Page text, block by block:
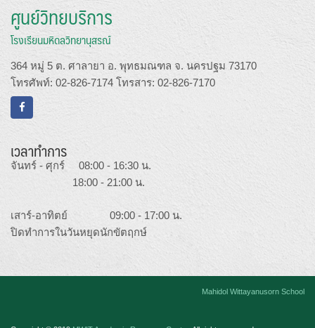
ศูนย์วิทยบริการ
โรงเรียนมหิดลวิทยานุสรณ์
364 หมู่ 5 ต. ศาลายา อ. พุทธมณฑล จ. นครปฐม 73170
โทรศัพท์: 02-826-7174 โทรสาร: 02-826-7170
เวลาทำการ
จันทร์ - ศุกร์ 08:00 - 16:30 น.
18:00 - 21:00 น.
เสาร์-อาทิตย์ 09:00 - 17:00 น.
ปิดทำการในวันหยุดนักขัตฤกษ์
Mahidol Wittayanusorn School